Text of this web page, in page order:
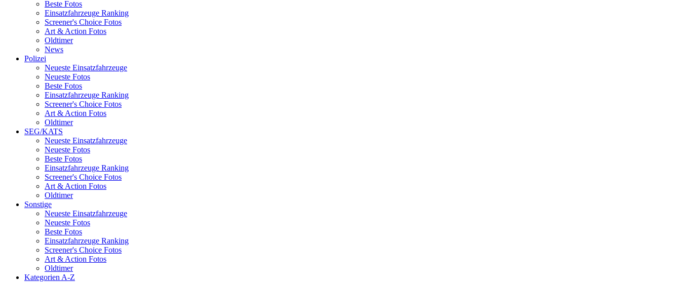
Beste Fotos
Einsatzfahrzeuge Ranking
Screener's Choice Fotos
Art & Action Fotos
Oldtimer
News
Polizei
Neueste Einsatzfahrzeuge
Neueste Fotos
Beste Fotos
Einsatzfahrzeuge Ranking
Screener's Choice Fotos
Art & Action Fotos
Oldtimer
SEG/KATS
Neueste Einsatzfahrzeuge
Neueste Fotos
Beste Fotos
Einsatzfahrzeuge Ranking
Screener's Choice Fotos
Art & Action Fotos
Oldtimer
Sonstige
Neueste Einsatzfahrzeuge
Neueste Fotos
Beste Fotos
Einsatzfahrzeuge Ranking
Screener's Choice Fotos
Art & Action Fotos
Oldtimer
Kategorien A-Z